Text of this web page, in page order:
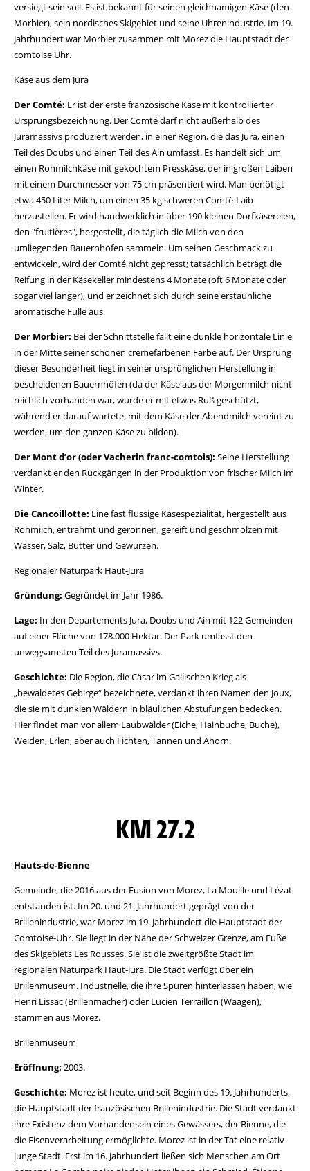
versiegt sein soll. Es ist bekannt für seinen gleichnamigen Käse (den
Morbier), sein nordisches Skigebiet und seine Uhrenindustrie. Im 19.
Jahrhundert war Morbier zusammen mit Morez die Hauptstadt der
comtoise Uhr.
Käse aus dem Jura
Der Comté: Er ist der erste französische Käse mit kontrollierter
Ursprungsbezeichnung. Der Comté darf nicht außerhalb des
Juramassivs produziert werden, in einer Region, die das Jura, einen
Teil des Doubs und einen Teil des Ain umfasst. Es handelt sich um
einen Rohmilchkäse mit gekochtem Presskäse, der in großen Laiben
mit einem Durchmesser von 75 cm präsentiert wird. Man benötigt
etwa 450 Liter Milch, um einen 35 kg schweren Comté-Laib
herzustellen. Er wird handwerklich in über 190 kleinen Dorfkäsereien,
den "fruitières", hergestellt, die täglich die Milch von den
umliegenden Bauernhöfen sammeln. Um seinen Geschmack zu
entwickeln, wird der Comté nicht gepresst; tatsächlich beträgt die
Reifung in der Käsekeller mindestens 4 Monate (oft 6 Monate oder
sogar viel länger), und er zeichnet sich durch seine erstaunliche
aromatische Fülle aus.
Der Morbier: Bei der Schnittstelle fällt eine dunkle horizontale Linie
in der Mitte seiner schönen cremefarbenen Farbe auf. Der Ursprung
dieser Besonderheit liegt in seiner ursprünglichen Herstellung in
bescheidenen Bauernhöfen (da der Käse aus der Morgenmilch nicht
reichlich vorhanden war, wurde er mit etwas Ruß geschützt,
während er darauf wartete, mit dem Käse der Abendmilch vereint zu
werden, um den ganzen Käse zu bilden).
Der Mont d’or (oder Vacherin franc-comtois): Seine Herstellung
verdankt er den Rückgängen in der Produktion von frischer Milch im
Winter.
Die Cancoillotte: Eine fast flüssige Käsespezialität, hergestellt aus
Rohmilch, entrahmt und geronnen, gereift und geschmolzen mit
Wasser, Salz, Butter und Gewürzen.
Regionaler Naturpark Haut-Jura
Gründung: Gegründet im Jahr 1986.
Lage: In den Departements Jura, Doubs und Ain mit 122 Gemeinden
auf einer Fläche von 178.000 Hektar. Der Park umfasst den
unwegsamsten Teil des Juramassivs.
Geschichte: Die Region, die Cäsar im Gallischen Krieg als
„bewaldetes Gebirge“ bezeichnete, verdankt ihren Namen den Joux,
die sie mit dunklen Wäldern in bläulichen Abstufungen bedecken.
Hier findet man vor allem Laubwälder (Eiche, Hainbuche, Buche),
Weiden, Erlen, aber auch Fichten, Tannen und Ahorn.
KM 27.2
Hauts-de-Bienne
Gemeinde, die 2016 aus der Fusion von Morez, La Mouille und Lézat
entstanden ist. Im 20. und 21. Jahrhundert geprägt von der
Brillenindustrie, war Morez im 19. Jahrhundert die Hauptstadt der
Comtoise-Uhr. Sie liegt in der Nähe der Schweizer Grenze, am Fuße
des Skigebiets Les Rousses. Sie ist die zweitgrößte Stadt im
regionalen Naturpark Haut-Jura. Die Stadt verfügt über ein
Brillenmuseum. Industrielle, die ihre Spuren hinterlassen haben, wie
Henri Lissac (Brillenmacher) oder Lucien Terraillon (Waagen),
stammen aus Morez.
Brillenmuseum
Eröffnung: 2003.
Geschichte: Morez ist heute, und seit Beginn des 19. Jahrhunderts,
die Hauptstadt der französischen Brillenindustrie. Die Stadt verdankt
ihre Existenz dem Vorhandensein eines Gewässers, der Bienne, die
die Eisenverarbeitung ermöglichte. Morez ist in der Tat eine relativ
junge Stadt. Erst im 16. Jahrhundert ließen sich Menschen am Ort